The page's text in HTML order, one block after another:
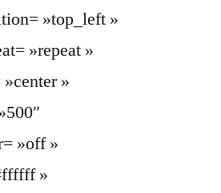
»top_left »
»repeat »
»
»off »
»